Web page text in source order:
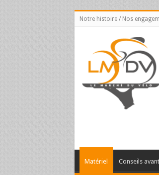
Notre histoire / Nos
Matériel Conseils